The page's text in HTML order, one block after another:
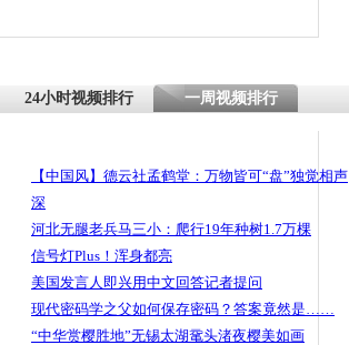
24小时视频排行 一周视频排行
【中国风】德云社孟鹤堂：万物皆可“盘”独觉相声
深
河北无腿老兵马三小：爬行19年种树1.7万棵
信号灯Plus！浑身都亮
美国发言人即兴用中文回答记者提问
现代密码学之父如何保存密码？答案竟然是……
“中华赏樱胜地”无锡太湖鼋头渚夜樱美如画